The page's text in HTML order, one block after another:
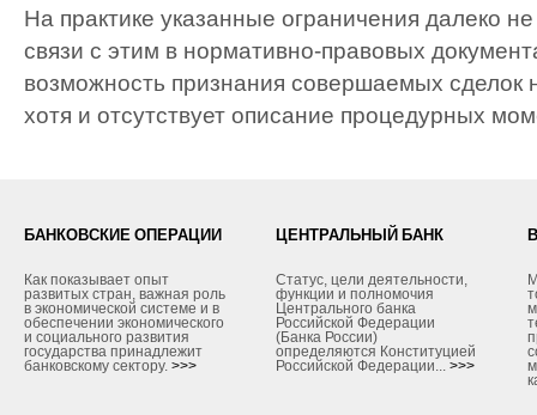
На практике указанные ограничения далеко
связи с этим в нормативно-правовых
возможность признания совершаемых сделок
хотя и отсутствует описание процедурных
БАНКОВСКИЕ ОПЕРАЦИИ
Как показывает опыт
развитых стран, важная роль
в экономической системе и в
обеспечении экономического
и социального развития
государства принадлежит
банковскому сектору. >>>
ЦЕНТРАЛЬНЫЙ БАНК
Статус, цели деятельности,
функции и полномочия
Центрального банка
Российской Федерации
(Банка России)
определяются Конституцией
Российской Федерации... >>>